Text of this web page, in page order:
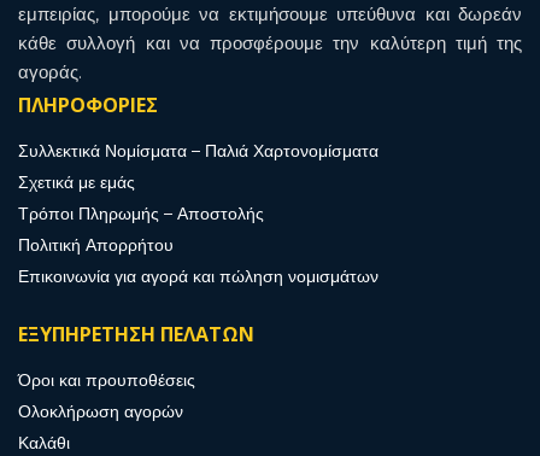
εμπειρίας, μπορούμε να εκτιμήσουμε υπεύθυνα και δωρεάν
κάθε συλλογή και να προσφέρουμε την καλύτερη τιμή της
αγοράς.
ΠΛΗΡΟΦΟΡΙΕΣ
Συλλεκτικά Νομίσματα – Παλιά Χαρτονομίσματα
Σχετικά με εμάς
Τρόποι Πληρωμής – Αποστολής
Πολιτική Απορρήτου
Επικοινωνία για αγορά και πώληση νομισμάτων
ΕΞΥΠΗΡΕΤΗΣΗ ΠΕΛΑΤΩΝ
Όροι και προυποθέσεις
Ολοκλήρωση αγορών
Καλάθι